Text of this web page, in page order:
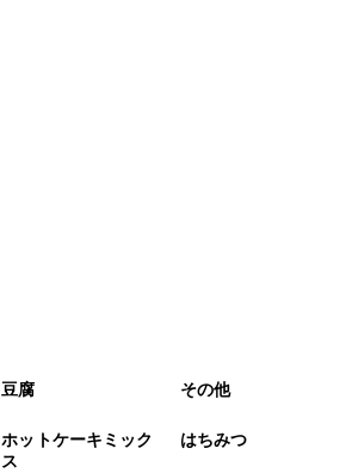
豆腐 その他
ホットケーキミック
ス
はちみつ